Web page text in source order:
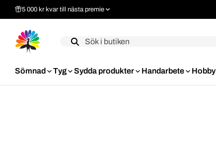
5 000 kr kvar till nästa premie
Label
Sömnad Tyg Sydda produkter Handarbete Hobby